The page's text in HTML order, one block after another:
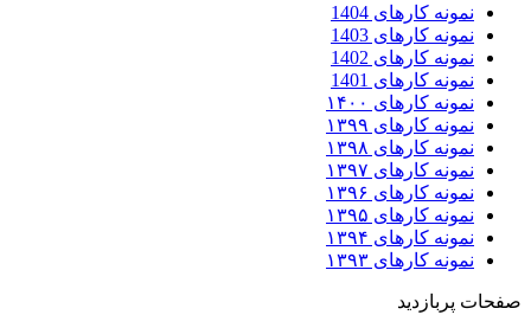
نمونه کارهای 1404
نمونه کارهای 1403
نمونه کارهای 1402
نمونه کارهای 1401
نمونه کارهای ۱۴۰۰
نمونه کارهای ۱۳۹۹
نمونه کارهای ۱۳۹۸
نمونه کارهای ۱۳۹۷
نمونه کارهای ۱۳۹۶
نمونه کارهای ۱۳۹۵
نمونه کارهای ۱۳۹۴
نمونه کارهای ۱۳۹۳
صفحات پربازدید